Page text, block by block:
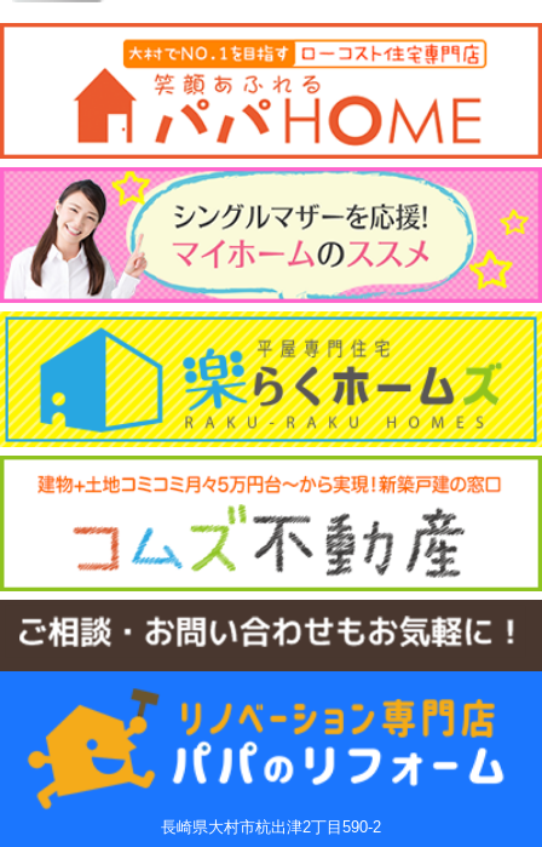
長崎県大村市杭出津2丁目590-2